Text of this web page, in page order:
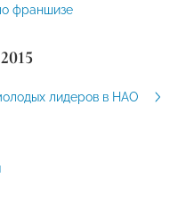
франшизе
лидеров в НАО